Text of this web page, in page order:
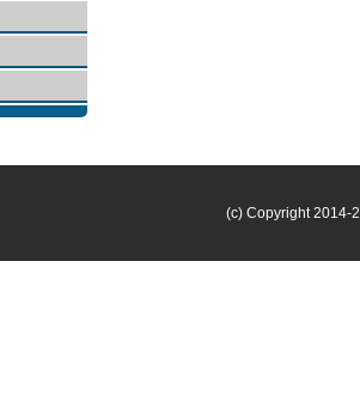
(c) Copyright 2014-